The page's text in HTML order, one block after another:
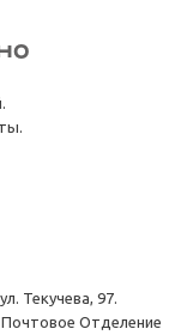
Текучева, 97.
Отделение